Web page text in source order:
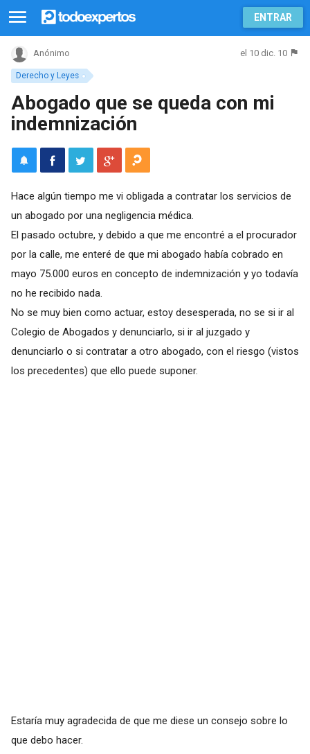
ENTRAR
Derecho y Leyes
Anónimo el 10 dic. 10
Abogado que se queda con mi
indemnización
Hace algún tiempo me vi obligada a contratar los servicios de
un abogado por una negligencia médica.
El pasado octubre, y debido a que me encontré a el procurador
por la calle, me enteré de que mi abogado había cobrado en
mayo 75.000 euros en concepto de indemnización y yo todavía
no he recibido nada.
No se muy bien como actuar, estoy desesperada, no se si ir al
Colegio de Abogados y denunciarlo, si ir al juzgado y
denunciarlo o si contratar a otro abogado, con el riesgo (vistos
los precedentes) que ello puede suponer.
Estaría muy agradecida de que me diese un consejo sobre lo
que debo hacer.